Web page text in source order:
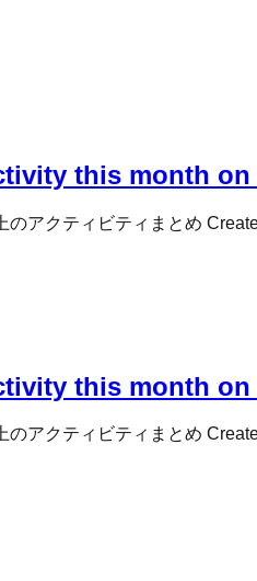
this month on
アクティビティまとめ
this month on
アクティビティまとめ